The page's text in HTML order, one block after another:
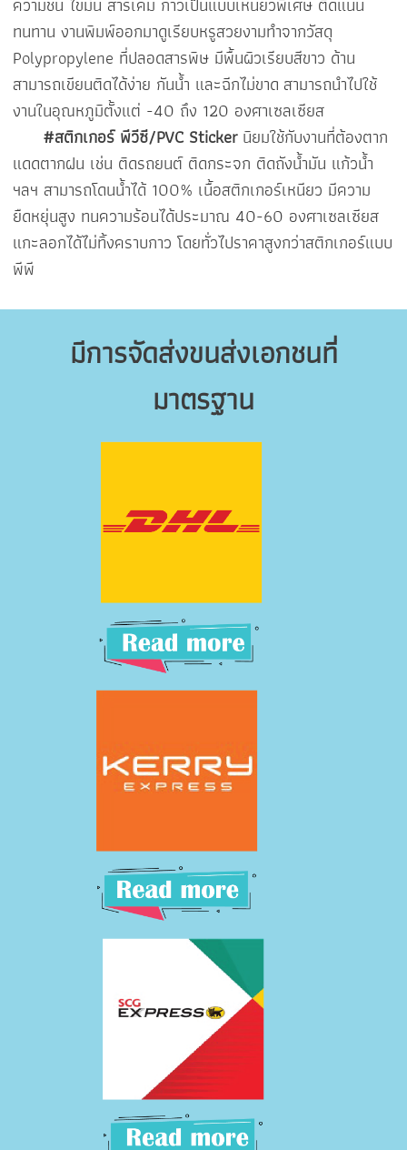
ทนทาน งานพิมพ์ออกมาดูเรียบหรูสวยงามทำจากวัสดุ
Polypropylene ที่ปลอดสารพิษ มีพื้นผิวเรียบสีขาว ด้าน
สามารถเขียนติดได้ง่าย กันน้ำ และฉีกไม่ขาด สามารถนำไปใช้
งานในอุณหภูมิตั้งแต่ -40 ถึง 120 องศาเซลเซียส
#สติกเกอร์ พีวีซี/PVC Sticker นิยมใช้กับงานที่ต้องตาก
แดดตากฝน เช่น ติดรถยนต์ ติดกระจก ติดถังน้ำมัน แก้วน้ำ
ฯลฯ สามารถโดนน้ำได้ 100% เนื้อสติกเกอร์เหนียว มีความ
ยืดหยุ่นสูง ทนความร้อนได้ประมาณ 40-60 องศาเซลเซียส
แกะลอกได้ไม่ทิ้งคราบกาว โดยทั่วไปราคาสูงกว่าสติกเกอร์แบบ
พีพี
มีการจัดส่งขนส่งเอกชนที่
มาตรฐาน